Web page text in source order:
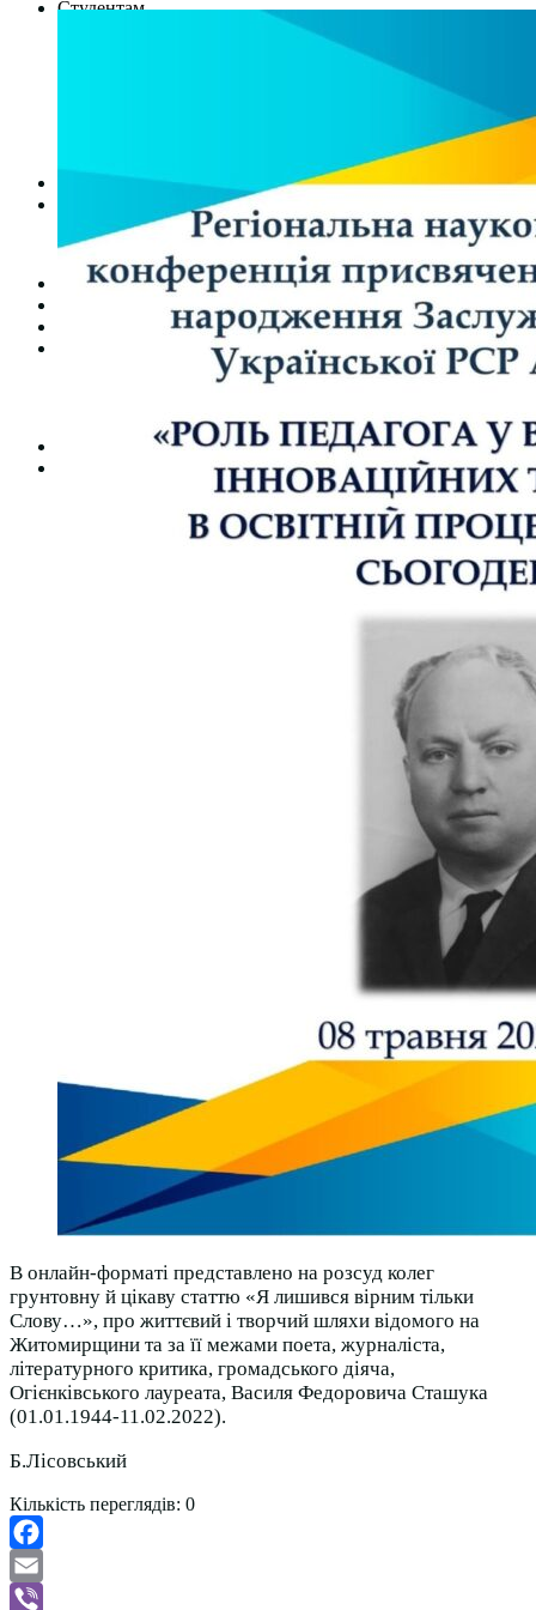
Студентам
Неформальна та інформальна освіта
Вступникам
Міжнародне співробітництво
Міжнародне співробітництво для викладачів
Міжнародне співробітництво для студентів
Угоди та договори
Вісник
Кваліфікаційний центр МФК
Нормативно-правова база
Форма заяви здобувача
Професійні стандарти
Майстри сервісних центрів
Про формальну, неформальну та інформальну освіту
В онлайн-форматі представлено на розсуд колег
грунтовну й цікаву статтю «Я лишився вірним тільки
Слову…», про життєвий і творчий шляхи відомого на
Житомирщини та за її межами поета, журналіста,
літературного критика, громадського діяча,
Огієнківського лауреата, Василя Федоровича Сташука
(01.01.1944-11.02.2022).
Б.Лісовський
Кількість переглядів: 0
Facebook
Email